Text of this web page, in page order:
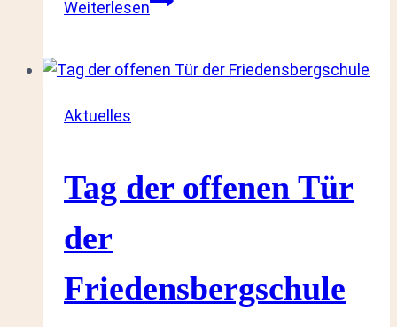
Weiterlesen
Aktuelles
Tag der offenen Tür
der
Friedensbergschule